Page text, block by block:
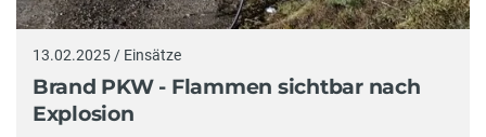
13.02.2025 / Einsätze
Brand PKW - Flammen sichtbar nach
Explosion